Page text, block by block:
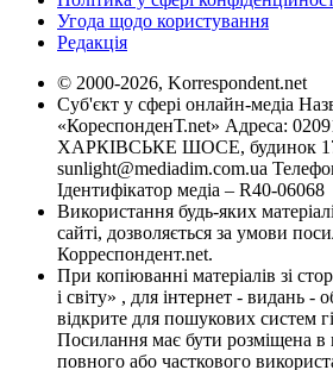
Угода щодо користування
Редакція
© 2000-2026, Korrespondent.net
Суб'єкт у сфері онлайн-медіа
«КореспонденТ.net» Адреса:
ХАРКІВСЬКЕ ШОСЕ, будинок
sunlight@mediadim.com.ua
Ідентифікатор медіа – R40-06068
Використання будь-яких
сайті, дозволяється за умови
Корреспондент.net.
При копіюванні матеріалів зі
і світу» , для інтернет - видань -
відкрите для пошукових систем
Посилання має бути розміщена в
повного або часткового